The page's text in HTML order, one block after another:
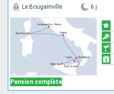
Pension complète
Le Bougainville 6 j